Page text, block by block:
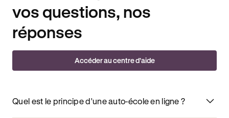
vos questions, nos
réponses
Accéder au centre d’aide
Quel est le principe d'une auto-école en ligne ?